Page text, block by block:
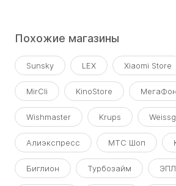
Похожие магазины
Sunsky LEX Xiaomi Store
MirCli KinoStore МегаФон
Wishmaster Krups
Алиэкспресс МТС Шоп
Биглион Турбозайм